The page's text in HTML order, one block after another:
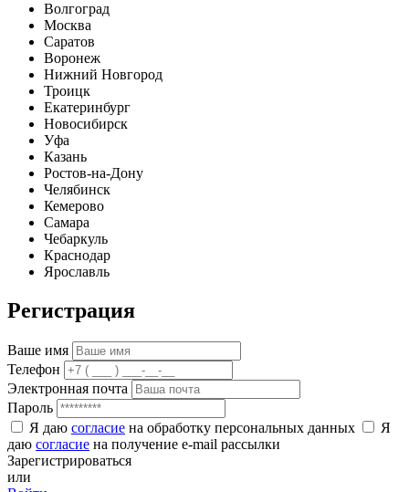
Волгоград
Москва
Саратов
Воронеж
Нижний Новгород
Троицк
Екатеринбург
Новосибирск
Уфа
Казань
Ростов-на-Дону
Челябинск
Кемерово
Самара
Чебаркуль
Краснодар
Ярославль
Регистрация
Ваше имя
Телефон
Электронная почта
Пароль
Я даю согласие на обработку персональных данных
Я
даю согласие на получение e-mail рассылки
Зарегистрироваться
или